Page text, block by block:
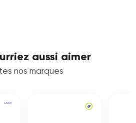
aussi aimer
nos marques